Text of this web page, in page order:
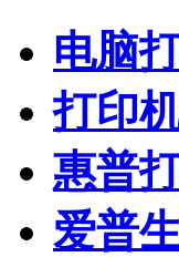
电脑
打印
惠普
爱普